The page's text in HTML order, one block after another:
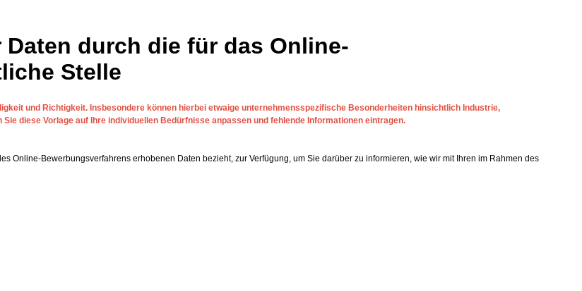
durch die für das Online-
Stelle
und Richtigkeit. Insbesondere können hierbei etwaige unternehmensspezifische Besonderheiten hinsichtlich Industrie,
diese Vorlage auf Ihre individuellen Bedürfnisse anpassen und fehlende Informationen eintragen.
Online-Bewerbungsverfahrens erhobenen Daten bezieht, zur Verfügung, um Sie darüber zu informieren, wie wir mit Ihren im Rahmen des